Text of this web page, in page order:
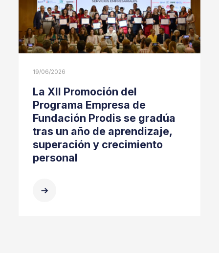
19/06/2026
La XII Promoción del
Programa Empresa de
Fundación Prodis se gradúa
tras un año de aprendizaje,
superación y crecimiento
personal